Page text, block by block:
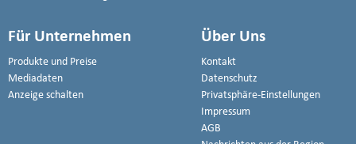
Für Unternehmen
Produkte und Preise
Mediadaten
Anzeige schalten
Über Uns
Kontakt
Datenschutz
Privatsphäre-Einstellungen
Impressum
AGB